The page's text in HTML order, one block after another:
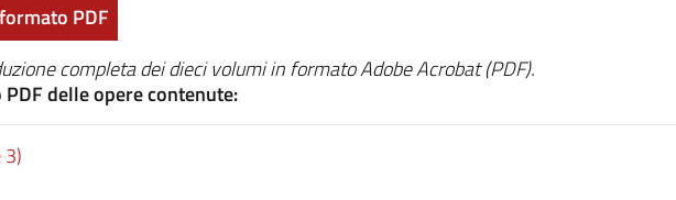
PDF
completa dei dieci volumi in formato Adobe Acrobat (PDF).
delle opere contenute: